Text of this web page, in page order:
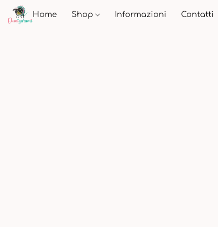
Home Shop Informazioni Contatti